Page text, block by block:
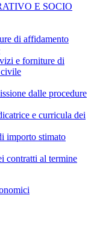
E SOCIO
di affidamento
e forniture di
civile
dalle procedure
e curricula dei
importo stimato
contratti al termine